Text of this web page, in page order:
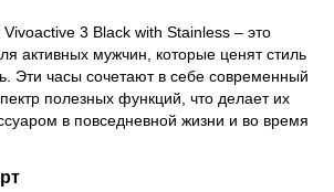
3 Black with Stainless – это
активных мужчин, которые ценят стиль
Эти часы сочетают в себе современный
полезных функций, что делает их
в повседневной жизни и во время